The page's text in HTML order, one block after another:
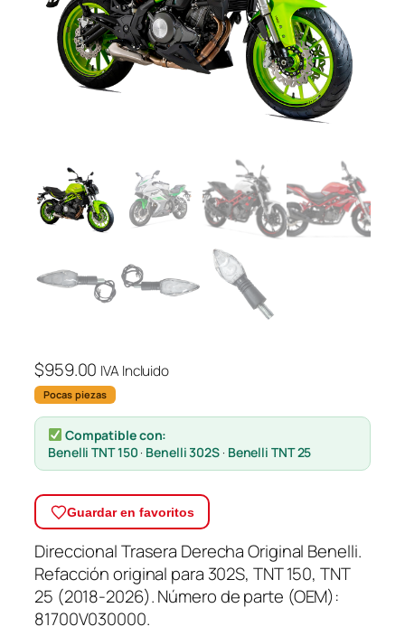
$959.00 IVA Incluido
Pocas piezas
Compatible con:
Benelli TNT 150 · Benelli 302S · Benelli TNT 25
Guardar en favoritos
Direccional Trasera Derecha Original Benelli.
Refacción original para 302S, TNT 150, TNT
25 (2018-2026). Número de parte (OEM):
81700V030000.